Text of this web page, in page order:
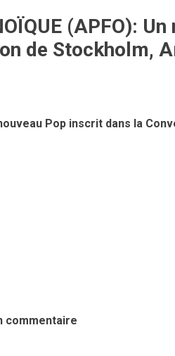
(APFO):
de Stockholm,
nouveau Pop inscrit dans la
commentaire